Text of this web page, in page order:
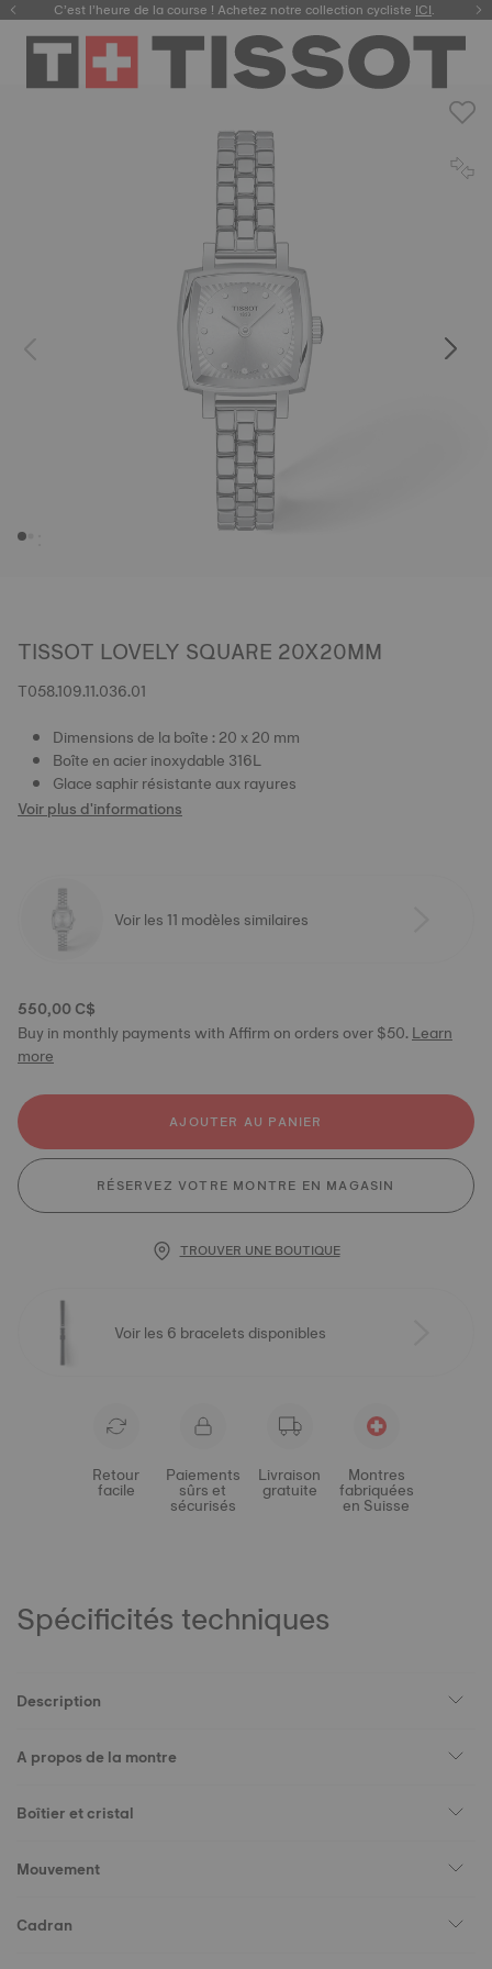
C’est l’heure de la course ! Achetez notre collection cycliste ICI.
TISSOT LOVELY SQUARE 20X20MM
T058.109.11.036.01
Dimensions de la boîte : 20 x 20 mm
Boîte en acier inoxydable 316L
Glace saphir résistante aux rayures
Voir plus d'informations
Voir les 11 modèles similaires
550,00 C$
Buy in monthly payments with Affirm on orders over $50.Learn
more
AJOUTER AU PANIER
RÉSERVEZ VOTRE MONTRE EN MAGASIN
TROUVER UNE BOUTIQUE
Voir les 6 bracelets disponibles
Retour
facile
Paiements
sûrs et
sécurisés
Livraison
gratuite
Montres
fabriquées
en Suisse
Spécificités techniques
Description
A propos de la montre
Boîtier et cristal
Mouvement
Cadran